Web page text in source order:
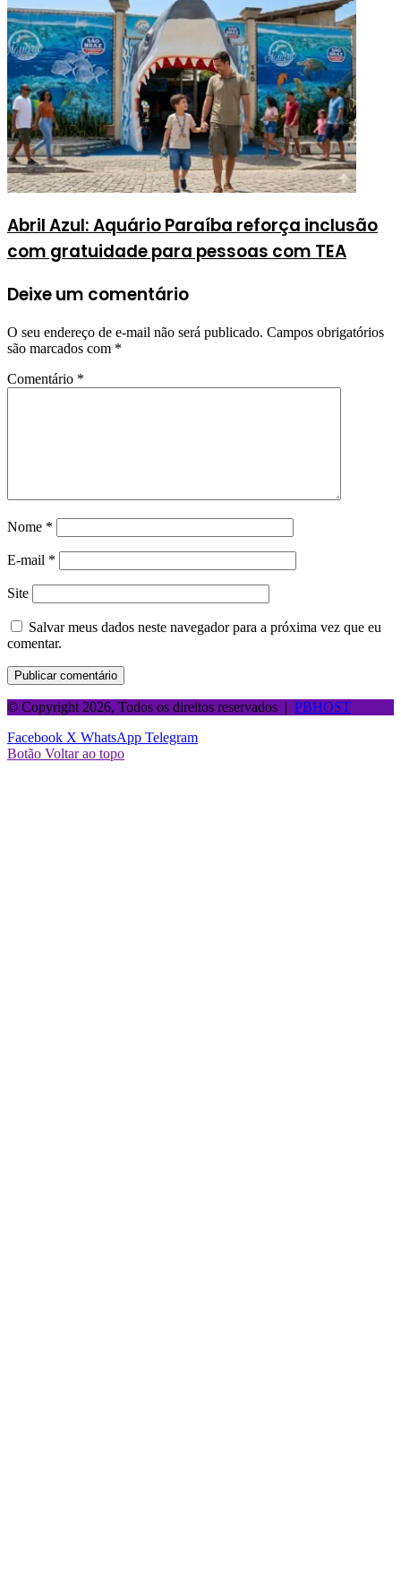
Abril Azul: Aquário Paraíba reforça inclusão
com gratuidade para pessoas com TEA
Deixe um comentário
O seu endereço de e-mail não será publicado. Campos obrigatórios
são marcados com *
Comentário *
Nome *
E-mail *
Site
Salvar meus dados neste navegador para a próxima vez que eu
comentar.
© Copyright 2026, Todos os direitos reservados | PBHOST
Facebook X WhatsApp Telegram
Botão Voltar ao topo